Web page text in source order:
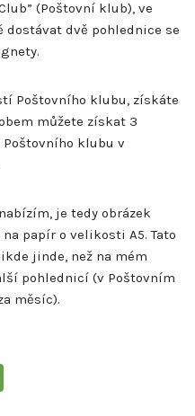
(Poštovní klub), ve
dvě pohlednice se
Poštovního klubu, získáte
můžete získat 3
klubu v
je tedy obrázek
papír o velikosti A5. Tato
jinde, než na mém
pohlednicí (v Poštovním
měsíc).